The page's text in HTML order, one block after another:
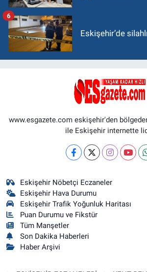
Eskişehir’de
6
www.esgazete.com eskişehir'den
ile Eskişehir internette
Eskişehir Nöbetçi Eczaneler
Eskişehir Hava Durumu
Eskişehir Trafik Yoğunluk Haritası
Puan Durumu ve Fikstür
Tüm Manşetler
Son Dakika Haberleri
Haber Arşivi